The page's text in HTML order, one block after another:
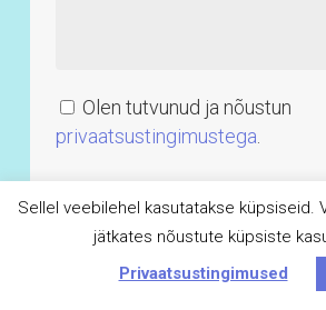
UX ja UI audit
ja
optimeerimine
Olen tutvunud ja nõustun
privaatsustingimustega
Sellel veebilehel kasutatakse küpsiseid.
jätkates nõustute küpsiste
Privaatsustingimused